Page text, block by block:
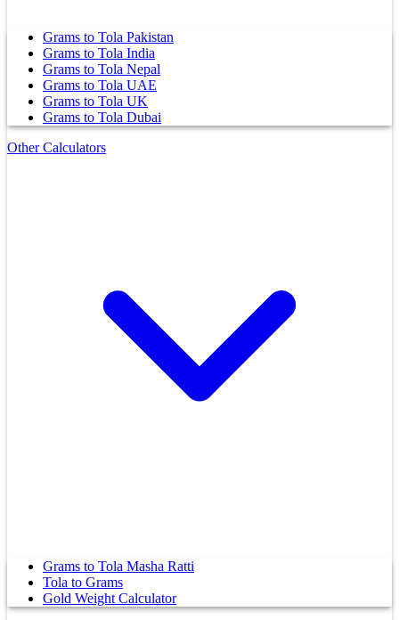
Grams to Tola Pakistan
Grams to Tola India
Grams to Tola Nepal
Grams to Tola UAE
Grams to Tola UK
Grams to Tola Dubai
Other Calculators
Grams to Tola Masha Ratti
Tola to Grams
Gold Weight Calculator